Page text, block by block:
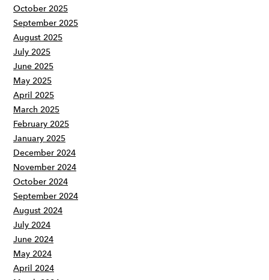
October 2025
September 2025
August 2025
July 2025
June 2025
May 2025
April 2025
March 2025
February 2025
January 2025
December 2024
November 2024
October 2024
September 2024
August 2024
July 2024
June 2024
May 2024
April 2024